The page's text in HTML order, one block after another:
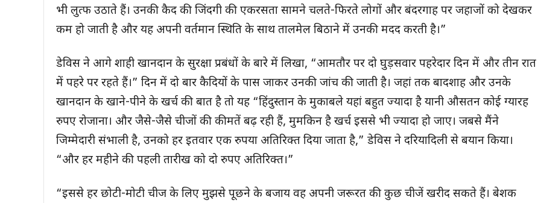
भी लुत्फ उठाते हैं। उनकी कैद की जिंदगी की एकरसता सामने चलते-फिरते लोगों और बंदरगाह पर जहाजों को देखकर
कम हो जाती है और यह अपनी वर्तमान स्थिति के साथ तालमेल बिठाने में उनकी मदद करती है।”
डेविस ने आगे शाही खानदान के सुरक्षा प्रबंधों के बारे में लिखा, “आमतौर पर दो घुड़सवार पहरेदार दिन में और तीन रात
में पहरे पर रहते हैं।” दिन में दो बार कैदियों के पास जाकर उनकी जांच की जाती है। जहां तक बादशाह और उनके
खानदान के खाने-पीने के खर्च की बात है तो यह “हिंदुस्तान के मुकाबले यहां बहुत ज्यादा है यानी औसतन कोई ग्यारह
रुपए रोजाना। और जैसे-जैसे चीजों की कीमतें बढ़ रही हैं, मुमकिन है खर्च इससे भी ज्यादा हो जाए। जबसे मैंने
जिम्मेदारी संभाली है, उनको हर इतवार एक रुपया अतिरिक्त दिया जाता है,” डेविस ने दरियादिली से बयान किया।
“और हर महीने की पहली तारीख को दो रुपए अतिरिक्त।”
“इससे हर छोटी-मोटी चीज के लिए मुझसे पूछने के बजाय वह अपनी जरूरत की कुछ चीजें खरीद सकते हैं। बेशक